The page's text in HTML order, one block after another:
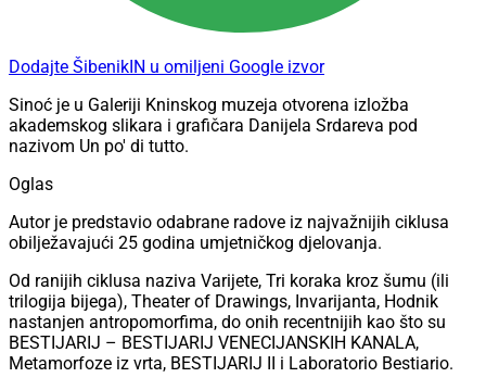
Dodajte ŠibenikIN u omiljeni Google izvor
Sinoć je u Galeriji Kninskog muzeja otvorena izložba
akademskog slikara i grafičara Danijela Srdareva pod
nazivom Un po' di tutto.
Oglas
Autor je predstavio odabrane radove iz najvažnijih ciklusa
obilježavajući 25 godina umjetničkog djelovanja.
Od ranijih ciklusa naziva Varijete, Tri koraka kroz šumu (ili
trilogija bijega), Theater of Drawings, Invarijanta, Hodnik
nastanjen antropomorfima, do onih recentnijih kao što su
BESTIJARIJ – BESTIJARIJ VENECIJANSKIH KANALA,
Metamorfoze iz vrta, BESTIJARIJ II i Laboratorio Bestiario.